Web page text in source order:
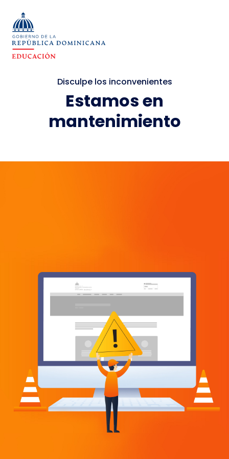
Disculpe los inconvenientes
Estamos en
mantenimiento